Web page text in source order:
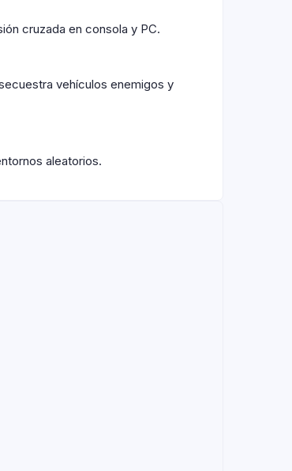
cruzada en consola y PC.
vehículos enemigos y
aleatorios.